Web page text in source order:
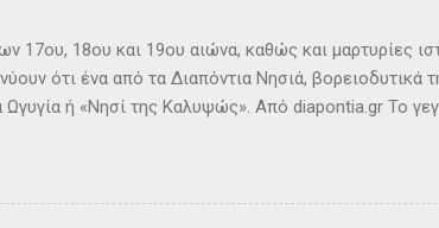
17ου, 18ου και 19ου αιώνα, καθώς και μαρτυρίες
ότι ένα από τα Διαπόντια Νησιά, βορειοδυτικά
Ωγυγία ή «Νησί της Καλυψώς». Από diapontia.gr Το
οι Οθωνοί ήταν το νησί της νύμφης Καλυψούς ,